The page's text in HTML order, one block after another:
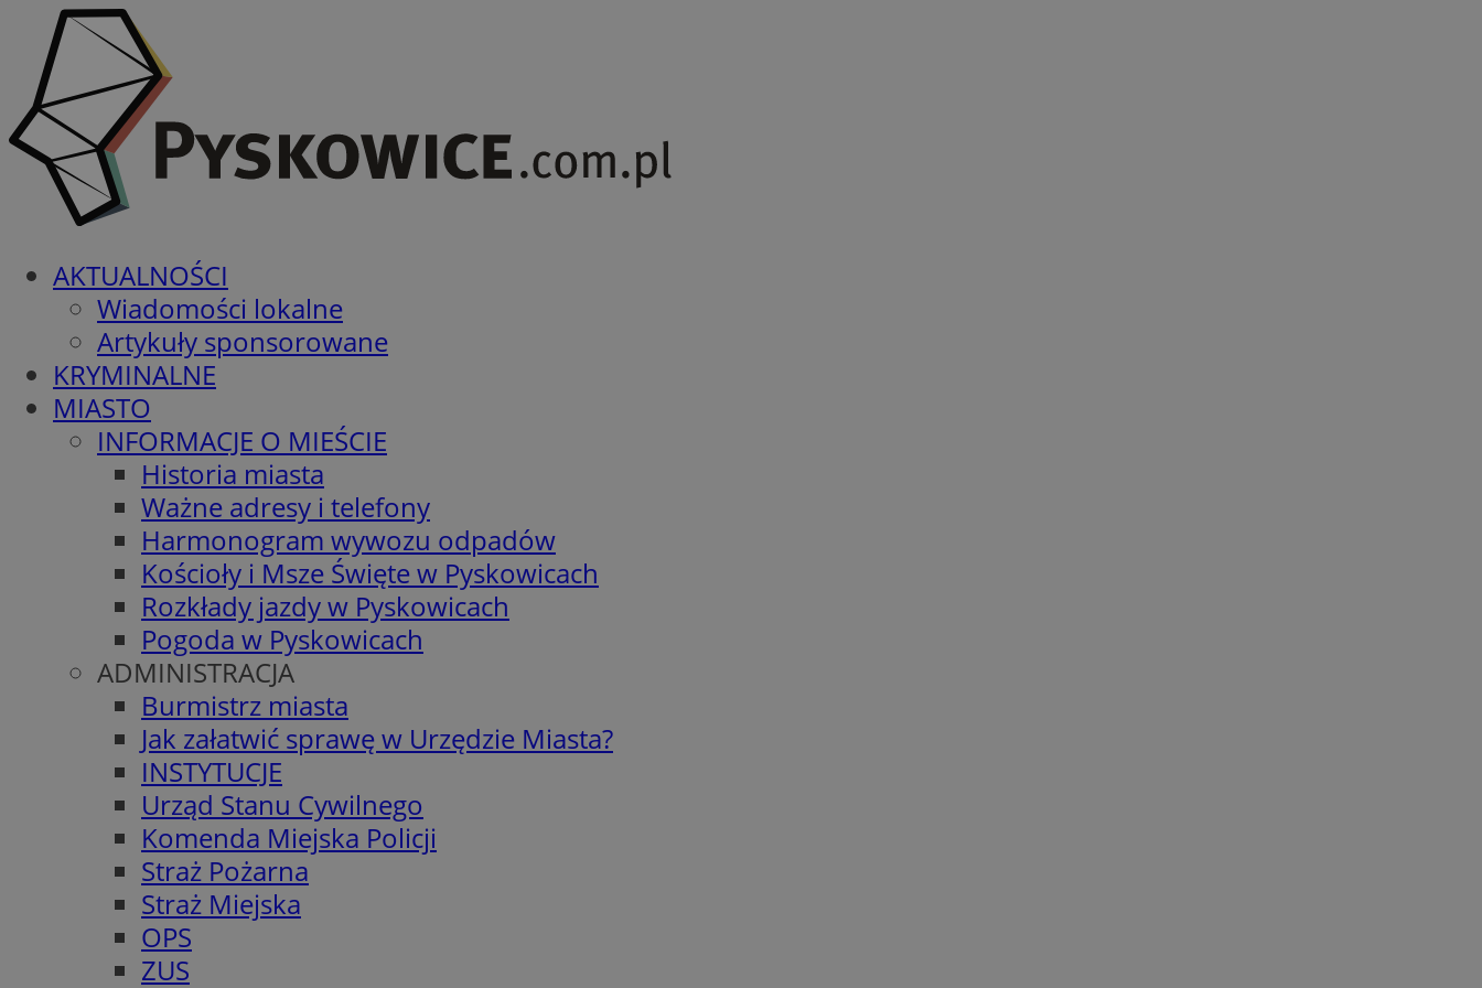
AKTUALNOŚCI
Wiadomości lokalne
Artykuły sponsorowane
KRYMINALNE
MIASTO
INFORMACJE O MIEŚCIE
Historia miasta
Ważne adresy i telefony
Harmonogram wywozu odpadów
Kościoły i Msze Święte w Pyskowicach
Rozkłady jazdy w Pyskowicach
Pogoda w Pyskowicach
ADMINISTRACJA
Burmistrz miasta
Jak załatwić sprawę w Urzędzie Miasta?
INSTYTUCJE
Urząd Stanu Cywilnego
Komenda Miejska Policji
Straż Pożarna
Straż Miejska
OPS
ZUS